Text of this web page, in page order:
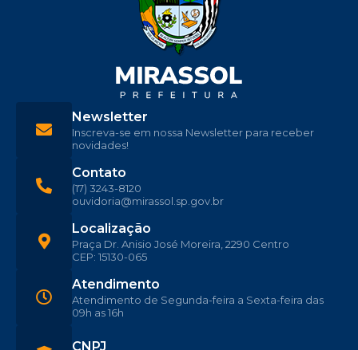
Localização
Praça Dr. Anisio José Moreira, 2290 Centro
CEP: 15130-065
Contato
(17) 3243-8120
ouvidoria@mirassol.sp.gov.br
Atendimento
Atendimento de Segunda-feira a Sexta-feira das
09h as 16h
CNPJ
Newsletter
Inscreva-se em nossa Newsletter para receber
novidades!